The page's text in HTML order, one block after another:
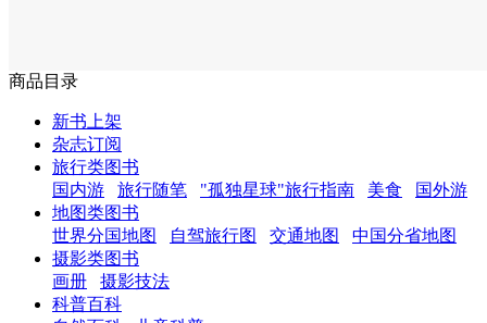
商品目录
新书上架
杂志订阅
旅行类图书
国内游
旅行随笔 "孤独星球"旅行指南 美食
国外游
地图类图书
世界分国地图
自驾旅行图 交通地图
中国分省地图
摄影类图书
画册
摄影技法
科普百科